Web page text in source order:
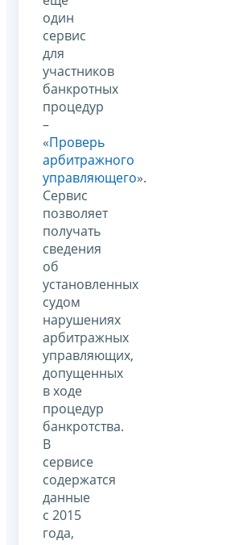
один
сервис
для
участников
банкротных
процедур
–
«Проверь
арбитражного
управляющего».
Сервис
позволяет
получать
сведения
об
установленных
судом
нарушениях
арбитражных
управляющих,
допущенных
в ходе
процедур
банкротства.
В
сервисе
содержатся
данные
с 2015
года,